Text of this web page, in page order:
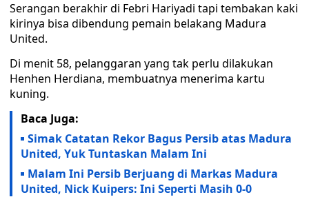
Serangan berakhir di Febri Hariyadi tapi tembakan kaki
kirinya bisa dibendung pemain belakang Madura
United.
Di menit 58, pelanggaran yang tak perlu dilakukan
Henhen Herdiana, membuatnya menerima kartu
kuning.
Baca Juga:
Simak Catatan Rekor Bagus Persib atas Madura
United, Yuk Tuntaskan Malam Ini
Malam Ini Persib Berjuang di Markas Madura
United, Nick Kuipers: Ini Seperti Masih 0-0